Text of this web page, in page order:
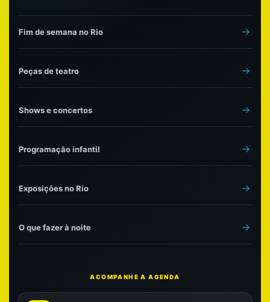
Fim de semana no Rio
Peças de teatro
Shows e concertos
Programação infantil
Exposições no Rio
O que fazer à noite
ACOMPANHE A AGENDA